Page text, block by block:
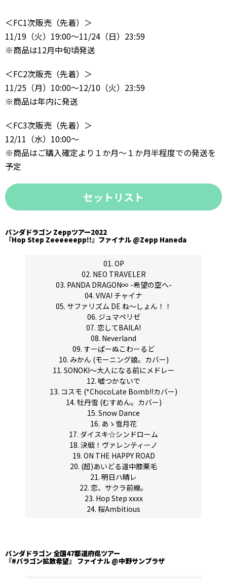
＜FC1次販売（先着）＞
11/19（火）19:00～11/24（日）23:59
※商品は12月中旬頃発送
＜FC2次販売（先着）＞
11/25（月）10:00～12/10（火）23:59
※商品は年内に発送
＜FC3次販売（先着）＞
12/11（水）10:00～
※商品はご購入確定より１か月～１か月半程度での発送を
予定
セットリスト
パンダドラゴン Zeppツアー2022
『Hop Step Zeeeeeepp!!』ファイナル @Zepp Haneda
01. OP
02. NEO TRAVELER
03. PANDA DRAGON∞ -希望の空へ-
04. VIVA! チャイナ
05. サファリズム DE ね～しょん！！
06. ジュマペリゼ
07. 恋してBAILA!
08. Neverland
09. すーぱーぬこわーるど
10. みかん (モーニング娘。カバー)
11. SONOKI〜大人になる前にメドレー
12. 嘘つかないで
13. コスモ (*ChocoLate Bomb!!カバー)
14. 牡丹雪 (むすめん。カバー)
15. Snow Dance
16. あゝ雪月花
17. ダイスキ☆シンドローム
18. 決戦！ヴァレンティーノ
19. ON THE HAPPY ROAD
20. (超)あいどる道中膝栗毛
21. 明日ハ晴レ
22. 恋、サクラ前線。
23. Hop Step xxxx
24. 桜Ambitious
パンダドラゴン 全国47都道府県ツアー
『#パラゴン拡散希望』 ファイナル @中野サンプラザ